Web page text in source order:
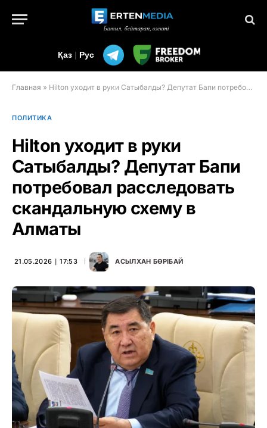
Қаз | Рус
Главная » Hilton уходит в руки Сатыбалды? Депутат Бапи потребовал расследовать скандальную схему в Алматы
ПОЛИТИКА
Hilton уходит в руки
Сатыбалды? Депутат Бапи
потребовал расследовать
скандальную схему в
Алматы
21.05.2026 ∣ 17:53 АСЫЛХАН БӨРІБАЙ